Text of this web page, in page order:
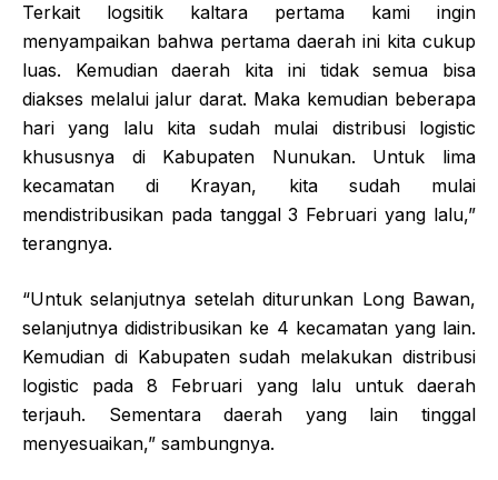
Terkait logsitik kaltara pertama kami ingin
menyampaikan bahwa pertama daerah ini kita cukup
luas. Kemudian daerah kita ini tidak semua bisa
diakses melalui jalur darat. Maka kemudian beberapa
hari yang lalu kita sudah mulai distribusi logistic
khususnya di Kabupaten Nunukan. Untuk lima
kecamatan di Krayan, kita sudah mulai
mendistribusikan pada tanggal 3 Februari yang lalu,”
terangnya.
“Untuk selanjutnya setelah diturunkan Long Bawan,
selanjutnya didistribusikan ke 4 kecamatan yang lain.
Kemudian di Kabupaten sudah melakukan distribusi
logistic pada 8 Februari yang lalu untuk daerah
terjauh. Sementara daerah yang lain tinggal
menyesuaikan,” sambungnya.